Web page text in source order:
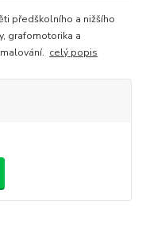
předškolního a nižšího
grafomotorika a
celý popis